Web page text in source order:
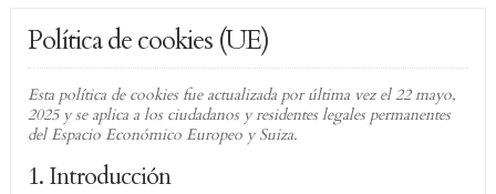
Política de cookies (UE)
Esta política de cookies fue actualizada por última vez el 22 mayo,
2025 y se aplica a los ciudadanos y residentes legales permanentes
del Espacio Económico Europeo y Suiza.
1. Introducción